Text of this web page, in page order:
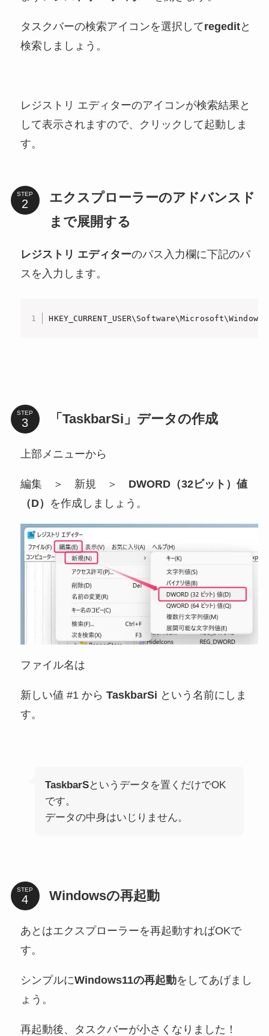
タスクバーの検索アイコンを選択してregeditと
検索しましょう。
レジストリ エディターのアイコンが検索結果と
して表示されますので、クリックして起動しま
す。
STEP
エクスプローラーのアドバンスド
まで展開する
レジストリ エディターのパス入力欄に下記のパ
スを入力します。
STEP 「TaskbarSi」データの作成
上部メニューから
編集 ＞ 新規 ＞ DWORD（32ビット）値
（D）
を作成しましょう。
ファイル名は
新しい値 #1 から TaskbarSi という名前にしま
す。
TaskbarSというデータを置くだけでOK
です。
データの中身はいじりません。
STEP Windowsの再起動
あとはエクスプローラーを再起動すればOKで
す。
シンプルにWindows11の再起動をしてあげまし
ょう。
再起動後、タスクバーが小さくなりました！